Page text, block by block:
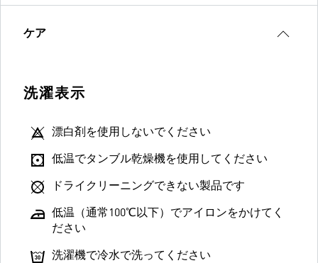
ケア
洗濯表示
漂白剤を使用しないでください
低温でタンブル乾燥機を使用してください
ドライクリーニングできない製品です
低温（通常100℃以下）でアイロンをかけてく
ださい
洗濯機で冷水で洗ってください